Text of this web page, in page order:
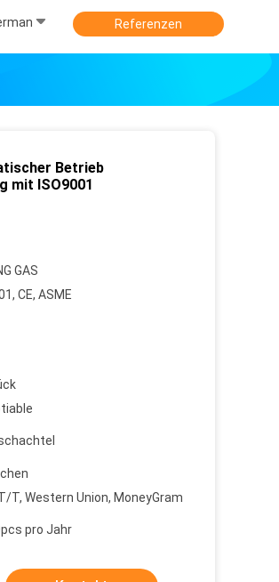
Referenzen
Betrieb
mit ISO9001
GAS
CE, ASME
T, Western Union, MoneyGram
pro Jahr